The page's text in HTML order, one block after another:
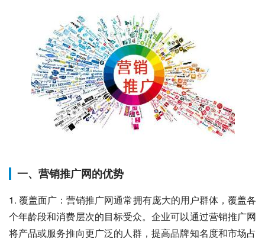
一、营销推广网的优势
1. 覆盖面广：营销推广网通常拥有庞大的用户群体，覆盖各
个年龄段和消费层次的目标受众。企业可以通过营销推广网
将产品或服务推向更广泛的人群，提高品牌知名度和市场占